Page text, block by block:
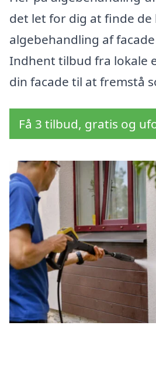
det let for dig at finde
algebehandling af
Indhent tilbud fra lokale
din facade til at fremstå
Få 3 tilbud, gratis og